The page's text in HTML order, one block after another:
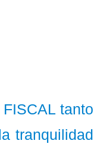
tanto
tranquilidad